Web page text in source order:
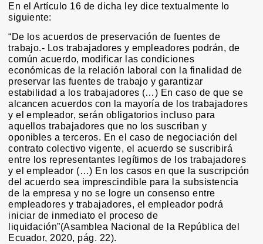
En el Artículo 16 de dicha ley dice textualmente lo
siguiente:
“De los acuerdos de preservación de fuentes de
trabajo.- Los trabajadores y empleadores podrán, de
común acuerdo, modificar las condiciones
económicas de la relación laboral con la finalidad de
preservar las fuentes de trabajo y garantizar
estabilidad a los trabajadores (…) En caso de que se
alcancen acuerdos con la mayoría de los trabajadores
y el empleador, serán obligatorios incluso para
aquellos trabajadores que no los suscriban y
oponibles a terceros. En el caso de negociación del
contrato colectivo vigente, el acuerdo se suscribirá
entre los representantes legítimos de los trabajadores
y el empleador (…) En los casos en que la suscripción
del acuerdo sea imprescindible para la subsistencia
de la empresa y no se logre un consenso entre
empleadores y trabajadores, el empleador podrá
iniciar de inmediato el proceso de
liquidación”(Asamblea Nacional de la República del
Ecuador, 2020, pág. 22).